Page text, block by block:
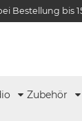
Bestellung bis
Zubehör